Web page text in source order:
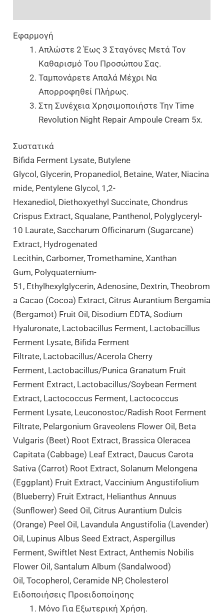
Εφαρμογή
Απλώστε 2 Έως 3 Σταγόνες Μετά Τον
Καθαρισμό Του Προσώπου Σας.
Ταμπονάρετε Απαλά Μέχρι Να
Απορροφηθεί Πλήρως.
Στη Συνέχεια Χρησιμοποιήστε Την Time
Revolution Night Repair Ampoule Cream 5x.
Συστατικά
Bifida Ferment Lysate, Butylene
Glycol, Glycerin, Propanediol, Betaine, Water, Niacina
Mide, Pentylene Glycol, 1,2-
Hexanediol, Diethoxyethyl Succinate, Chondrus
Crispus Extract, Squalane, Panthenol, Polyglyceryl-
10 Laurate, Saccharum Officinarum (Sugarcane)
Extract, Hydrogenated
Lecithin, Carbomer, Tromethamine, Xanthan
Gum, Polyquaternium-
51, Ethylhexylglycerin, Adenosine, Dextrin, Theobrom
A Cacao (Cocoa) Extract, Citrus Aurantium Bergamia
(Bergamot) Fruit Oil, Disodium EDTA, Sodium
Hyaluronate, Lactobacillus Ferment, Lactobacillus
Ferment Lysate, Bifida Ferment
Filtrate, Lactobacillus/​Acerola Cherry
Ferment, Lactobacillus/​Punica Granatum Fruit
Ferment Extract, Lactobacillus/​Soybean Ferment
Extract, Lactococcus Ferment, Lactococcus
Ferment Lysate, Leuconostoc/​Radish Root Ferment
Filtrate, Pelargonium Graveolens Flower Oil, Beta
Vulgaris (Beet) Root Extract, Brassica Oleracea
Capitata (Cabbage) Leaf Extract, Daucus Carota
Sativa (Carrot) Root Extract, Solanum Melongena
(Eggplant) Fruit Extract, Vaccinium Angustifolium
(Blueberry) Fruit Extract, Helianthus Annuus
(Sunflower) Seed Oil, Citrus Aurantium Dulcis
(Orange) Peel Oil, Lavandula Angustifolia (Lavender)
Oil, Lupinus Albus Seed Extract, Aspergillus
Ferment, Swiftlet Nest Extract, Anthemis Nobilis
Flower Oil, Santalum Album (Sandalwood)
Oil, Tocopherol, Ceramide NP, Cholesterol
Ειδοποιήσεις Προειδοποίησης
Μόνο Για Εξωτερική Χρήση.